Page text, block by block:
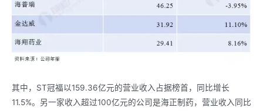
其中，ST冠福以159.36亿元的营业收入占据榜首，同比增长
11.5%。另一家收入超过100亿元的公司是海正制药，营业收入同比